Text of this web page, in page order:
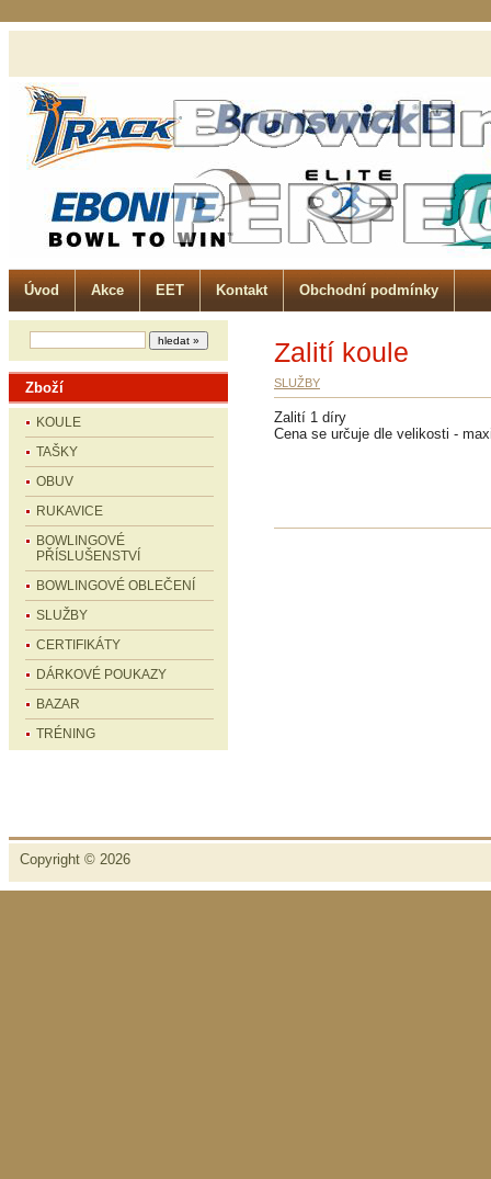
Úvod Akce EET Kontakt Obchodní podmínky
Zboží
KOULE
TAŠKY
OBUV
RUKAVICE
BOWLINGOVÉ
PŘÍSLUŠENSTVÍ
BOWLINGOVÉ OBLEČENÍ
SLUŽBY
CERTIFIKÁTY
DÁRKOVÉ POUKAZY
BAZAR
TRÉNING
Zalití koule
SLUŽBY
Zalití 1 díry
Cena se určuje dle velikosti -
Copyright © 2026